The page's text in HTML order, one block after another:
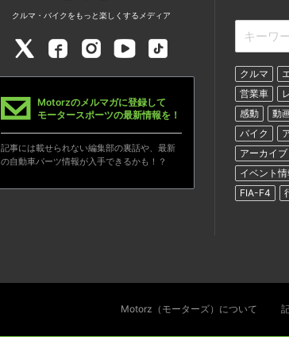
クルマ
営業車
感動
動
バイク
アーカイブ
イベント情
FIA-F4
クルマ・バイクをもっと楽しくするメディア
Motorzのメルマガに登録して
モータースポーツの最新情報を！
記事には載せられない編集部の裏話や、最新
の自動車パーツ情報が入手できるかも！？
Motorz（モーターズ）について